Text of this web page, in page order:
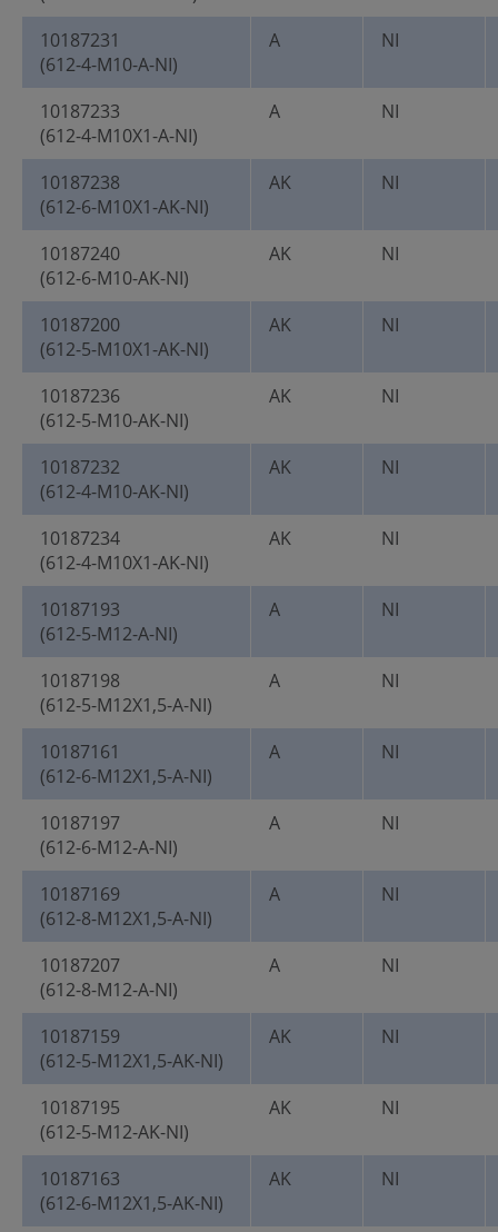
10187231
(612-4-M10-A-NI)
A NI
10187233
(612-4-M10X1-A-NI)
A NI
10187238
(612-6-M10X1-AK-NI)
AK NI
10187240
(612-6-M10-AK-NI)
AK NI
10187200
(612-5-M10X1-AK-NI)
AK NI
10187236
(612-5-M10-AK-NI)
AK NI
10187232
(612-4-M10-AK-NI)
AK NI
10187234
(612-4-M10X1-AK-NI)
AK NI
10187193
(612-5-M12-A-NI)
A NI
10187198
(612-5-M12X1,5-A-NI)
A NI
10187161
(612-6-M12X1,5-A-NI)
A NI
10187197
(612-6-M12-A-NI)
A NI
10187169
(612-8-M12X1,5-A-NI)
A NI
10187207
(612-8-M12-A-NI)
A NI
10187159
(612-5-M12X1,5-AK-NI)
AK NI
10187195
(612-5-M12-AK-NI)
AK NI
10187163
(612-6-M12X1,5-AK-NI)
AK NI